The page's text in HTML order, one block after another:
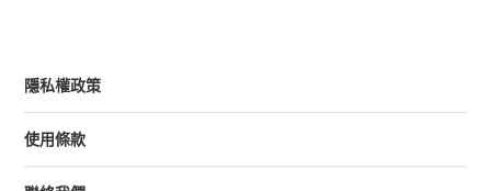
隱私權政策
使用條款